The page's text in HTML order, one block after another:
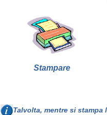
Stampare
Talvolta, mentre si